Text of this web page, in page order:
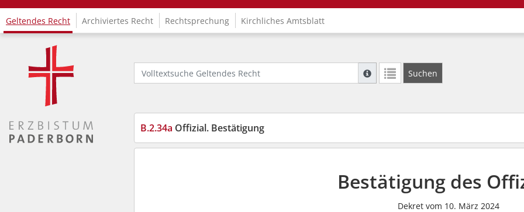
Logo Fachinformationssystem Kirchenrecht
Geltendes Recht Archiviertes Recht Rechtsprechung Kirchliches Amtsblatt
Volltextsuche Geltendes Recht
Suche mit Platzhalter "*", Bsp. Pfarrer*,
Suchen
B.2.34a Offizial. Bestätigung
Bestätigung des
Dekret vom 10. März 2024